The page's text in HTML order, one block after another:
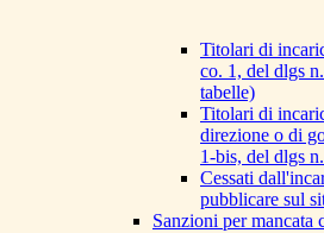
Titolari di
co. 1, del dlgs
tabelle)
Titolari di
direzione o di
1-bis, del dlgs
Cessati
pubblicare sul
Sanzioni per mancata